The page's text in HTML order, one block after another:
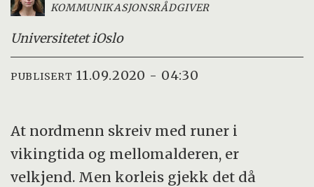
KOMMUNIKASJONSRÅDGIVER
Universitetet iOslo
PUBLISERT 11.09.2020 - 04:30
At nordmenn skreiv med runer i
vikingtida og mellomalderen, er
velkjend. Men korleis gjekk det då